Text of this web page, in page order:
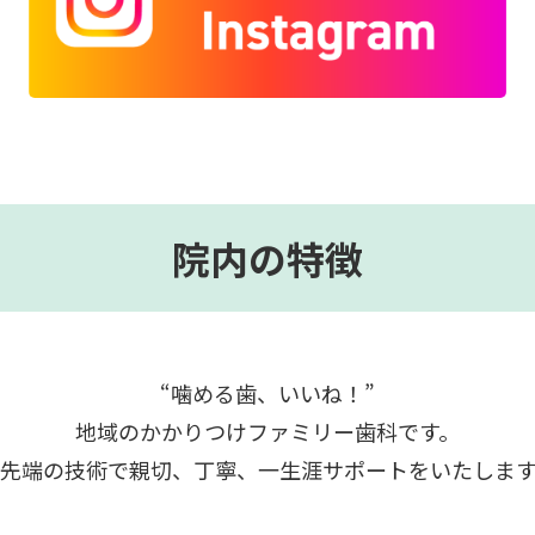
院内の特徴
“噛める歯、いいね！”
地域のかかりつけファミリー歯科です。
端の技術で親切、丁寧、一生涯サポートをいたしま